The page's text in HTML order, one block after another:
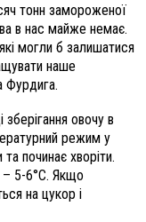
тонн замороженої
в нас майже немає.
могли б залишатися
наше
Фурдига.
овочу в
режим у
починає хворіти.
– 5-6°C. Якщо
на цукор і